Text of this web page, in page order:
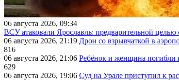
06 августа 2026, 09:34
ВСУ атаковали Ярославль: предварительной
06 августа 2026, 21:19 Дрон со взрывчаткой в
816
06 августа 2026, 21:06 Ребёнок и женщина погибли
629
06 августа 2026, 19:06 Суд на Урале приступил к